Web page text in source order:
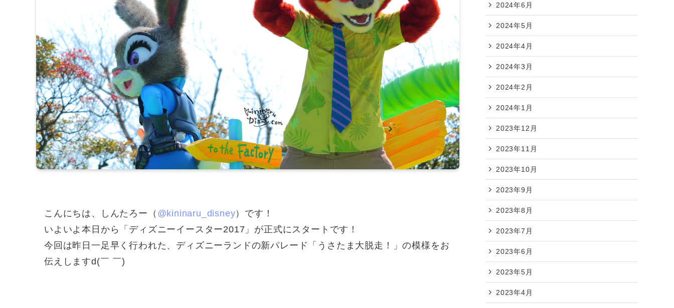
こんにちは、しんたろー（ @kininaru_disney）です！
いよいよ本日から「ディズニーイースター2017」が正式にスタートです！
今回は昨日一足早く行われた、ディズニーランドの新パレード「うさたま大脱走！」の模様をお
伝えしますd(￣ ￣)
2024年6月
2024年5月
2024年4月
2024年3月
2024年2月
2024年1月
2023年12月
2023年11月
2023年10月
2023年9月
2023年8月
2023年7月
2023年6月
2023年5月
2023年4月